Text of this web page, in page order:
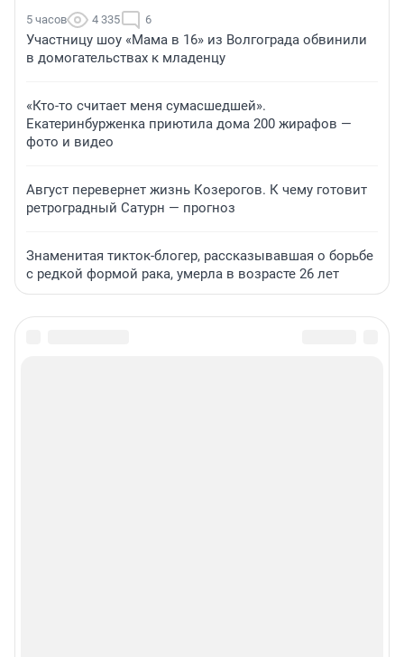
5 часов 4 335 6
Участницу шоу «Мама в 16» из Волгограда обвинили
в домогательствах к младенцу
«Кто-то считает меня сумасшедшей».
Екатеринбурженка приютила дома 200 жирафов —
фото и видео
Август перевернет жизнь Козерогов. К чему готовит
ретроградный Сатурн — прогноз
Знаменитая тикток-блогер, рассказывавшая о борьбе
с редкой формой рака, умерла в возрасте 26 лет